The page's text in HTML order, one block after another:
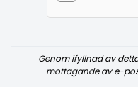
Genom ifyllnad av
mottagande av e-